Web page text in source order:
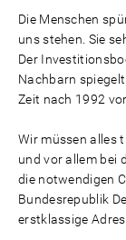
Die Menschen
uns stehen. Sie
Der
Nachbarn
Zeit nach 1992
Wir müssen alles
und vor allem bei
die notwendigen
Bundesrepublik
erstklassige